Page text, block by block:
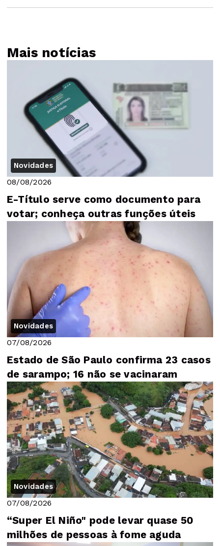
Mais notícias
Novidades
08/08/2026
E-Título serve como documento para
votar; conheça outras funções úteis
Novidades
07/08/2026
Estado de São Paulo confirma 23 casos
de sarampo; 16 não se vacinaram
Novidades
07/08/2026
“Super El Niño" pode levar quase 50
milhões de pessoas à fome aguda